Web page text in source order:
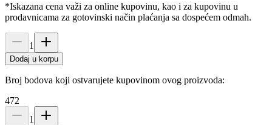
*Iskazana cena važi za online kupovinu, kao i za kupovinu u
prodavnicama za gotovinski način plaćanja sa dospećem odmah.
1
Dodaj u korpu
Broj bodova koji ostvarujete kupovinom ovog proizvoda:
472
1